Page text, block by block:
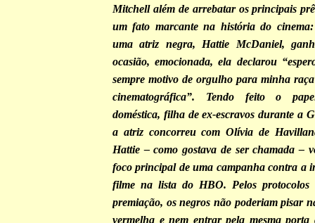
Mitchell além de arrebatar os principais
um fato marcante na história do
uma atriz negra, Hattie McDaniel,
ocasião, emocionada, ela declarou
sempre motivo de orgulho para minha
cinematográfica”. Tendo feito o
doméstica, filha de ex-escravos durante a
a atriz concorreu com Olívia de
Hattie – como gostava de ser chamada –
foco principal de uma campanha contra a
filme na lista do HBO. Pelos protocolos
premiação, os negros não poderiam pisar
vermelha e nem entrar pela mesma porta